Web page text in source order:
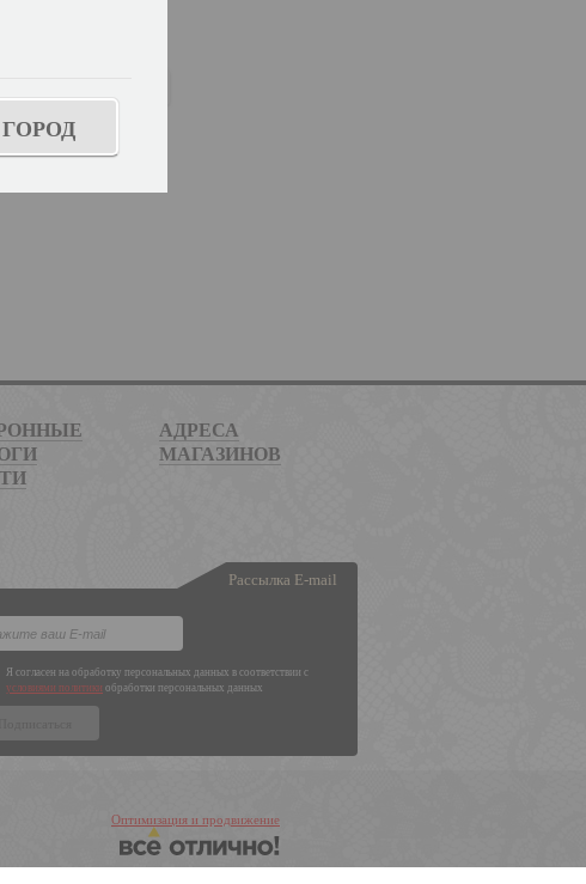
Узнать размер
АДРЕСА
МАГАЗИНОВ
Рассылка E-mail
Я согласен на обработку персональных данных в соответствии с
условиями политики обработки персональных данных
Оптимизация и продвижение